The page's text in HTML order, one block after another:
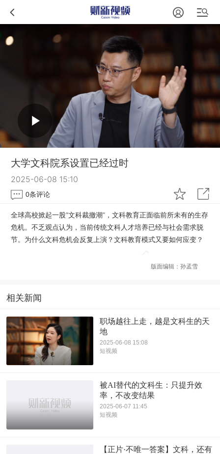
大学文科院系设置已经过时
2025-06-08 15:10
0条评论
全球高校掀起一股“文科裁撤潮”，文科教育正面临前所未有的生存
危机。不乏观点认为，当前传统文科人才培养已经与社会需求脱
节。为什么文科危机会反复上演？文科教育模式又要如何应变？
版面编辑：孙孟雪
相关新闻
职场越往上走，越是文科生的天
地
2025-06-08 15:08
短视频
被AI替代的文科生：只提升效
率，不改变结果
2025-06-07 11:45
短视频
【正片·不唯一答案】文科，还有